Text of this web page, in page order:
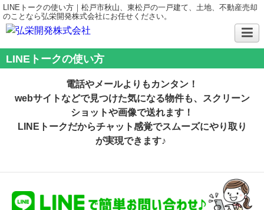
LINEトークの使い方｜松戸市秋山、東松戸の一戸建て、土地、不動産売却
のことなら弘栄開発株式会社にお任せください。
LINEトークの使い方
電話やメールよりもカンタン！
webサイトなどで見つけた気になる物件も、スクリーン
ショットや画像で送れます！
LINEトークだからチャット感覚でスムーズにやり取り
が実現できます♪